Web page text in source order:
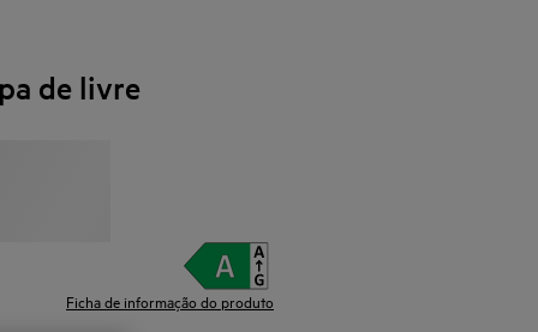
de livre
Ficha de informação do produto